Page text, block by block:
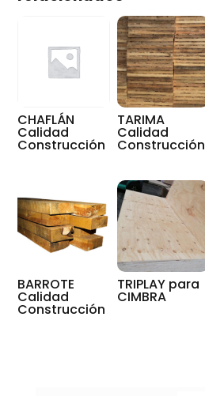
CHAFLÁN
Calidad
Construcción
TARIMA
Calidad
Construcción
BARROTE
Calidad
Construcción
TRIPLAY para
CIMBRA